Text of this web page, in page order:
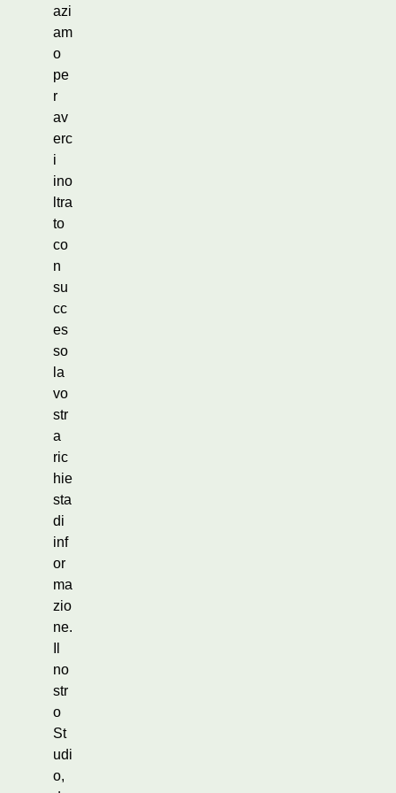
azi
am
o
pe
r
av
erc
i
ino
ltra
to
co
n
su
cc
es
so
la
vo
str
a
ric
hie
sta
di
inf
or
ma
zio
ne.
no
str
o
St
udi
o,